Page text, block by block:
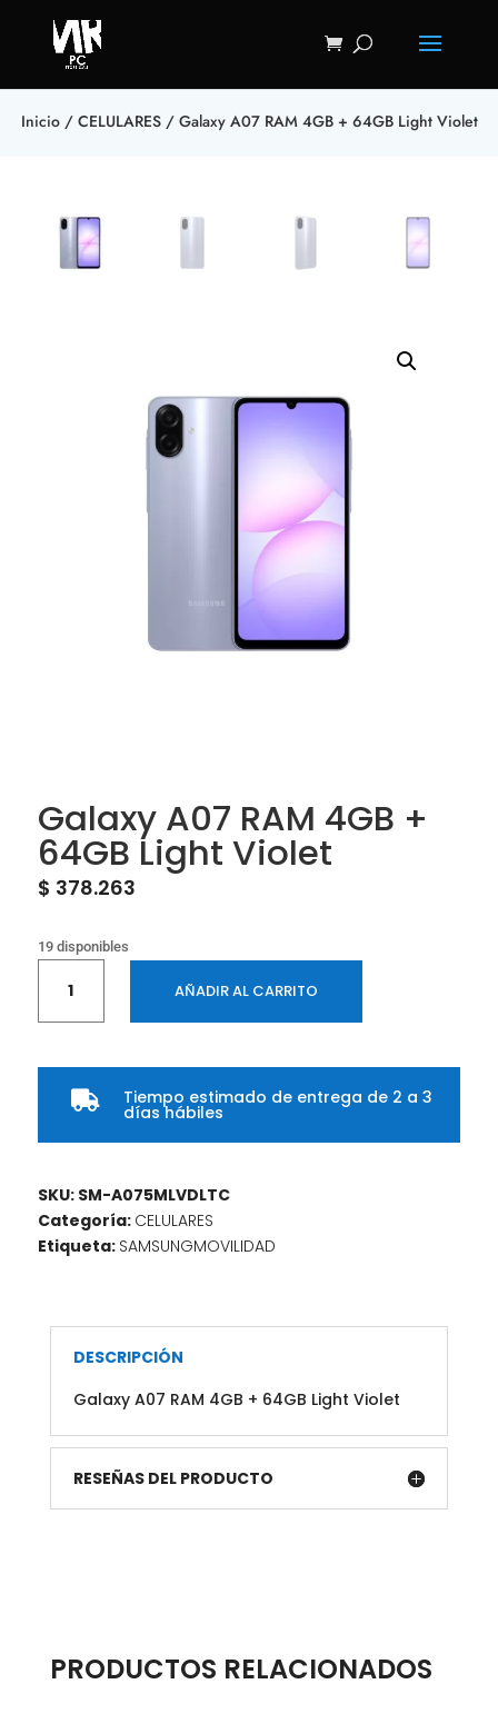
Inicio/ CELULARES/ Galaxy A07 RAM 4GB + 64GB Light Violet
Galaxy A07 RAM 4GB +
64GB Light Violet
$ 378.263
19 disponibles
RAM
+
Violet
AÑADIR AL CARRITO
 Tiempo estimado de entrega de 2 a 3
días hábiles
SKU: SM-A075MLVDLTC
Categoría: CELULARES
Etiqueta: SAMSUNGMOVILIDAD
DESCRIPCIÓN
Galaxy A07 RAM 4GB + 64GB Light Violet
RESEÑAS DEL PRODUCTO
PRODUCTOS RELACIONADOS